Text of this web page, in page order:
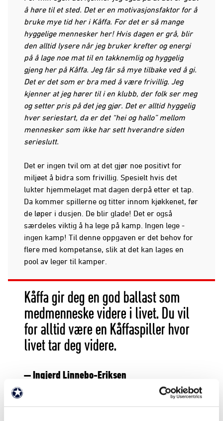
å høre til et sted. Det er en motivasjonsfaktor for å
bruke mye tid her i Kåffa. For det er så mange
hyggelige mennesker her! Hvis dagen er grå, blir
den alltid lysere når jeg bruker krefter og energi
på å lage noe mat til en takknemlig og hyggelig
gjeng her på Kåffa. Jeg får så mye tilbake ved å gi.
Det er det som er bra med å være frivillig. Jeg
kjenner at jeg hører til i en klubb, der folk ser meg
og setter pris på det jeg gjør. Det er alltid hyggelig
hver seriestart, da er det “hei og hallo” mellom
mennesker som ikke har sett hverandre siden
serieslutt.
Det er ingen tvil om at det gjør noe positivt for
miljøet å bidra som frivillig. Spesielt hvis det
lukter hjemmelaget mat dagen derpå etter et tap.
Da kommer spillerne og titter innom kjøkkenet, før
de løper i dusjen. De blir glade! Det er også
særdeles viktig å ha lege på kamp. Ingen lege -
ingen kamp! Til denne oppgaven er det behov for
flere med kompetanse, slik at det kan lages en
pool av leger til kamper.
Kåffa gir deg en god ballast som
medmenneske videre i livet. Du vil
for alltid være en Kåffaspiller hvor
livet tar deg videre.
— Ingjerd Linnebo-Eriksen